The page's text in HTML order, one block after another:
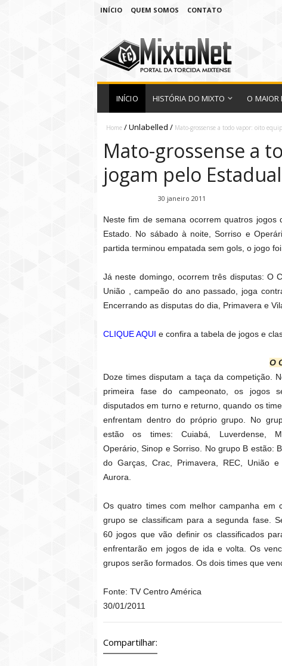
INÍCIO QUEM SOMOS CONTATO
INÍCIO HISTÓRIA DO MIXTO O MAIOR
Home /Unlabelled / Mato-grossense a todo vapor: oito
Mato-grossense a
jogam pelo
30 janeiro 2011
Neste fim de semana ocorrem quatros
Estado. No sábado à noite, Sorriso e
partida terminou empatada sem gols, o jogo
Já neste domingo, ocorrem três disputas: O
União , campeão do ano passado, joga
Encerrando as disputas do dia, Primavera e
CLIQUE AQUI e confira a tabela de jogos e
O
Doze times disputam a taça da competição.
primeira fase do campeonato, os jogos
disputados em turno e returno, quando os
enfrentam dentro do próprio grupo. No
estão os times: Cuiabá, Luverdense,
Operário, Sinop e Sorriso. No grupo B estão:
do Garças, Crac, Primavera, REC, União e
Aurora.
Os quatro times com melhor campanha em
grupo se classificam para a segunda fase.
60 jogos que vão definir os classificados
enfrentarão em jogos de ida e volta. Os
grupos serão formados. Os dois times que
Fonte: TV Centro América
30/01/2011
Compartilhar: